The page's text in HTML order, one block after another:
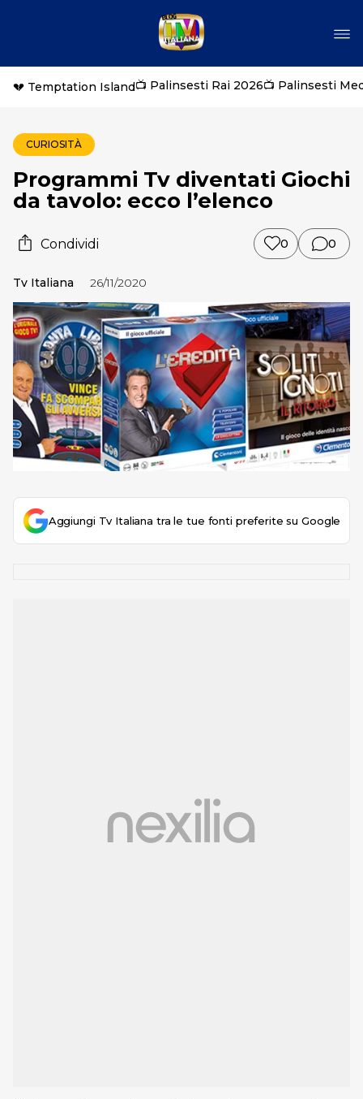
💔 Temptation Island📺 Palinsesti Rai 2026📺 Palinsesti
CURIOSITÀ
Programmi Tv diventati Giochi
da tavolo: ecco l’elenco
Condividi 0 0
Tv Italiana 26/11/2020
Aggiungi Tv Italiana tra le tue fonti preferite su Google